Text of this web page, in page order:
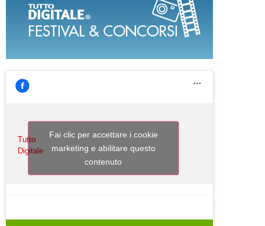
Tutto
Digitale
Fai clic per accettare i cookie
marketing e abilitare questo
contenuto